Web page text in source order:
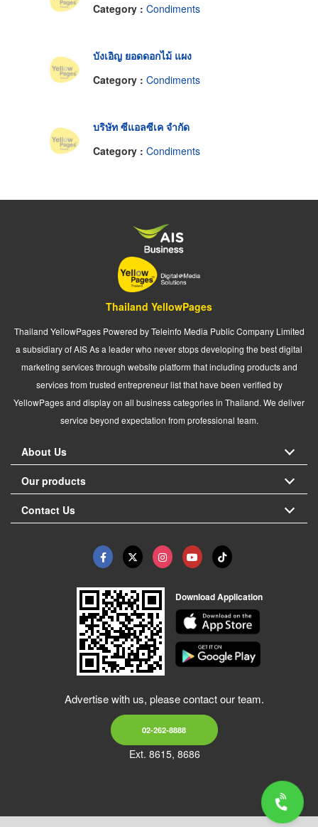
Category : Condiments
บังเอิญ ยอดดอกไม้ แผง
Category : Condiments
บริษัท ซีแอลซีเค จำกัด
Category : Condiments
Thailand YellowPages
Thailand YellowPages Powered by Teleinfo Media Public Company Limited
a subsidiary of AIS As a leader who never stops developing the best digital
marketing services through website platform that including products and
services from trusted entrepreneur list that have been verified by
YellowPages and display on all business categories in Thailand. We deliver
service beyond expectation from professional team.
About Us
Our products
Contact Us
Download Application
Advertise with us, please contact our team.
02-262-8888
Ext. 8615, 8686